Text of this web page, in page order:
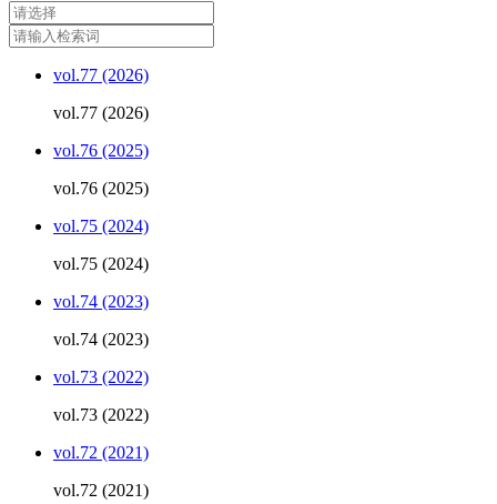
vol.77 (2026)
vol.77 (2026)
vol.76 (2025)
vol.76 (2025)
vol.75 (2024)
vol.75 (2024)
vol.74 (2023)
vol.74 (2023)
vol.73 (2022)
vol.73 (2022)
vol.72 (2021)
vol.72 (2021)